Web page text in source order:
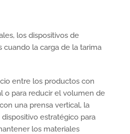
los dispositivos de
cuando la carga de la tarima
entre los productos con
o para reducir el volumen de
una prensa vertical, la
estratégico para
los materiales